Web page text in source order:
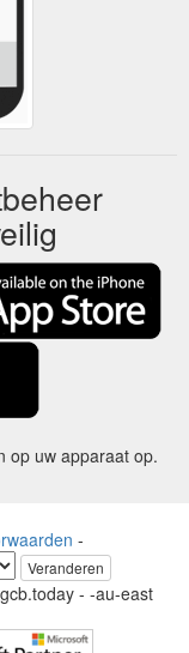
op uw apparaat op.
-
Veranderen
- -au-east